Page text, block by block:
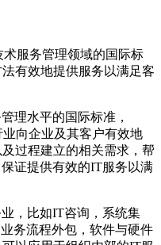
术服务管理领域的国际标
有效地提供服务以满足客
理水平的国际标准，
向企业及其客户有效地
过程建立的相关需求，帮
证提供有效的IT服务以满
，比如IT咨询，系统集
务流程外包，软件与硬件